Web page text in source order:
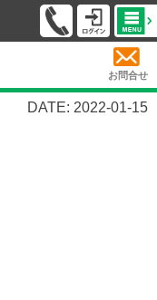
お問合せ
DATE: 2022-01-15